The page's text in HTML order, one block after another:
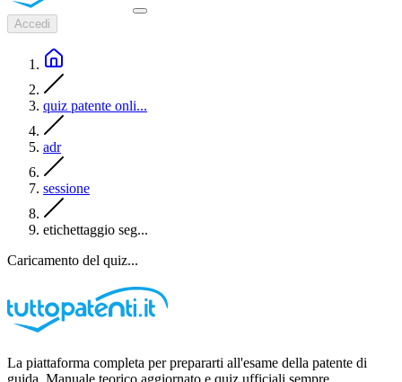
Accedi
quiz patente onli...
adr
sessione
etichettaggio seg...
Caricamento del quiz...
La piattaforma completa per prepararti all'esame della patente di
guida. Manuale teorico aggiornato e quiz ufficiali sempre